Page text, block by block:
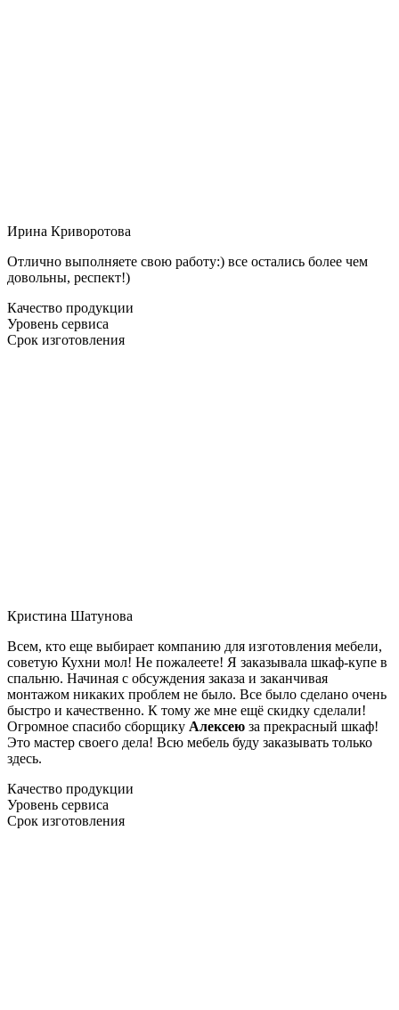
Ирина Криворотова
Отлично выполняете свою работу:) все остались более чем
довольны, респект!)
Качество продукции
Уровень сервиса
Срок изготовления
Кристина Шатунова
Всем, кто еще выбирает компанию для изготовления мебели,
советую Кухни мол! Не пожалеете! Я заказывала шкаф-купе в
спальню. Начиная с обсуждения заказа и заканчивая
монтажом никаких проблем не было. Все было сделано очень
быстро и качественно. К тому же мне ещё скидку сделали!
Огромное спасибо сборщику Алексею за прекрасный шкаф!
Это мастер своего дела! Всю мебель буду заказывать только
здесь.
Качество продукции
Уровень сервиса
Срок изготовления